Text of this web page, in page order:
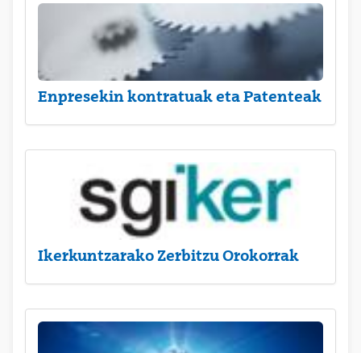
Enpresekin kontratuak eta Patenteak
Ikerkuntzarako Zerbitzu Orokorrak